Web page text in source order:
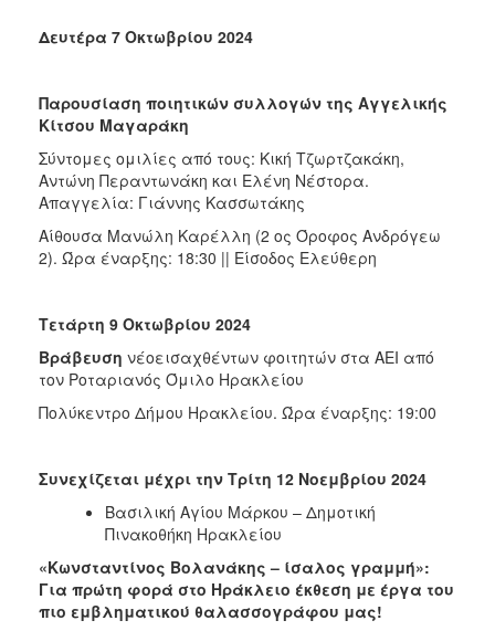
Δευτέρα 7 Οκτωβρίου 2024
Παρουσίαση ποιητικών συλλογών της Αγγελικής
Κίτσου Μαγαράκη
Σύντομες ομιλίες από τους: Κική Τζωρτζακάκη,
Αντώνη Περαντωνάκη και Ελένη Νέστορα.
Απαγγελία: Γιάννης Κασσωτάκης
Αίθουσα Μανώλη Καρέλλη (2 ος Όροφος Ανδρόγεω
2). Ώρα έναρξης: 18:30 || Είσοδος Ελεύθερη
Τετάρτη 9 Οκτωβρίου 2024
Βράβευση νέοεισαχθέντων φοιτητών στα ΑΕΙ από
τον Ροταριανός Όμιλο Ηρακλείου
Πολύκεντρο Δήμου Ηρακλείου. Ώρα έναρξης: 19:00
Συνεχίζεται μέχρι την Τρίτη 12 Νοεμβρίου 2024
Βασιλική Αγίου Μάρκου – Δημοτική
Πινακοθήκη Ηρακλείου
«Κωνσταντίνος Βολανάκης – ίσαλος γραμμή»:
Για πρώτη φορά στο Ηράκλειο έκθεση με έργα του
πιο εμβληματικού θαλασσογράφου μας!